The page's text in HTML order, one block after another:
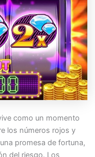
como un momento
los números rojos y
promesa de fortuna,
del riesgo. Los